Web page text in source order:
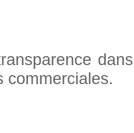
commerciales.